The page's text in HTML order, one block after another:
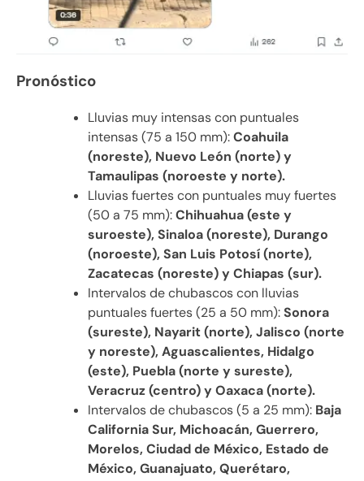
Pronóstico
Lluvias muy intensas con puntuales
intensas (75 a 150 mm):Coahuila
(noreste), Nuevo León (norte) y
Tamaulipas (noroeste y norte).
Lluvias fuertes con puntuales muy fuertes
(50 a 75 mm):Chihuahua (este y
suroeste), Sinaloa (noreste), Durango
(noroeste), San Luis Potosí (norte),
Zacatecas (noreste) y Chiapas (sur).
Intervalos de chubascos con lluvias
puntuales fuertes (25 a 50 mm):Sonora
(sureste), Nayarit (norte), Jalisco (norte
y noreste), Aguascalientes, Hidalgo
(este), Puebla (norte y sureste),
Veracruz (centro) y Oaxaca (norte).
Intervalos de chubascos (5 a 25 mm): Baja
California Sur, Michoacán, Guerrero,
Morelos, Ciudad de México, Estado de
México, Guanajuato, Querétaro,